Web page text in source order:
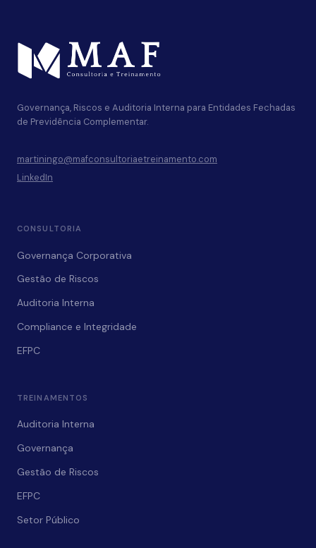
Governança, Riscos e Auditoria Interna para Entidades Fechadas
de Previdência Complementar.
martiningo@mafconsultoriaetreinamento.com
LinkedIn
CONSULTORIA
Governança Corporativa
Gestão de Riscos
Auditoria Interna
Compliance e Integridade
EFPC
TREINAMENTOS
Auditoria Interna
Governança
Gestão de Riscos
EFPC
Setor Público